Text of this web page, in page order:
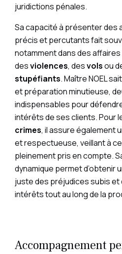
juridictions pénales.
Sa capacité à présenter des
précis et percutants fait
notamment dans des
desviolences, desvolsou
stupéfiants. Maître NOEL
et préparation minutieuse,
indispensables pour
intérêts de ses clients. Pour
crimes, il assure également
et respectueuse, veillant à
pleinement pris en compte.
dynamique permet d’obtenir
juste des préjudices subis et
intérêts tout au long de la
Accompagnement